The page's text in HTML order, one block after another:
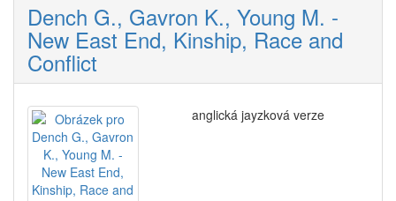
Dench G., Gavron K., Young M. -
New East End, Kinship, Race and
Conflict
anglická jayzková verze